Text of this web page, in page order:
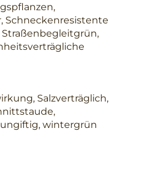
Schneckenresistente
Salzverträglich,
wintergrün